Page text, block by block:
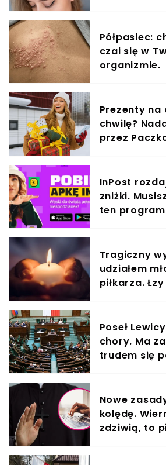
Półpasiec:
czai się w
organizmie.
Prezenty
chwilę?
przez
InPost
zniżki.
ten
Tragiczny
udziałem
piłkarza.
Poseł
chory. Ma
trudem się
Nowe
kolędę.
zdziwią, to